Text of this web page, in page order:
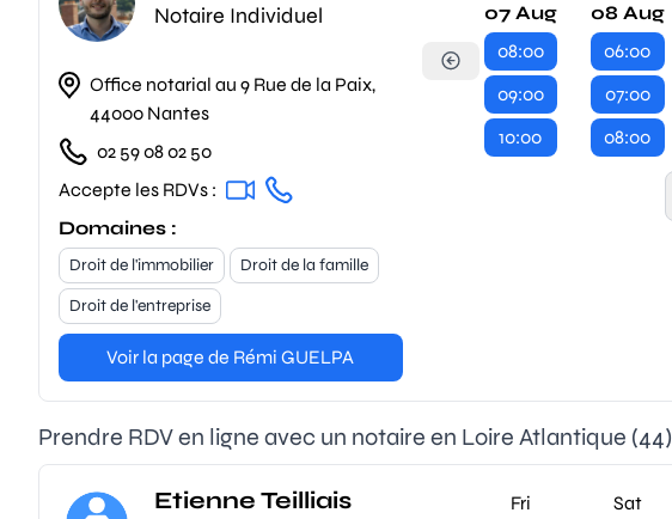
Notaire Individuel
Office notarial au 9 Rue de la Paix,
44000 Nantes
02 59 08 02 50
Accepte les RDVs :
Domaines :
Droit de l'immobilier
Droit de la famille
Droit de l'entreprise
Voir la page de Rémi GUELPA
07 Aug
08:00
09:00
10:00
08 Aug
06:00
07:00
08:00
Prendre RDV en ligne avec un notaire en Loire Atlantique (44)
Etienne Teilliais
Fri
Sat